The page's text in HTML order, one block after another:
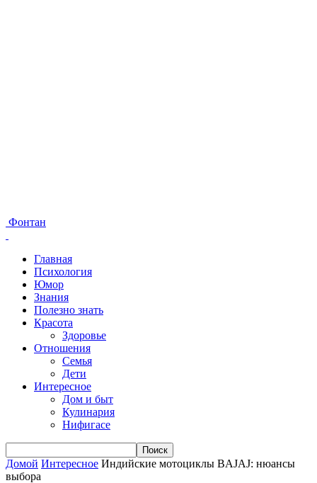
Фонтан
Главная
Психология
Юмор
Знания
Полезно знать
Красота
Здоровье
Отношения
Семья
Дети
Интересное
Дом и быт
Кулинария
Нифигасе
Домой Интересное Индийские мотоциклы BAJAJ: нюансы
выбора